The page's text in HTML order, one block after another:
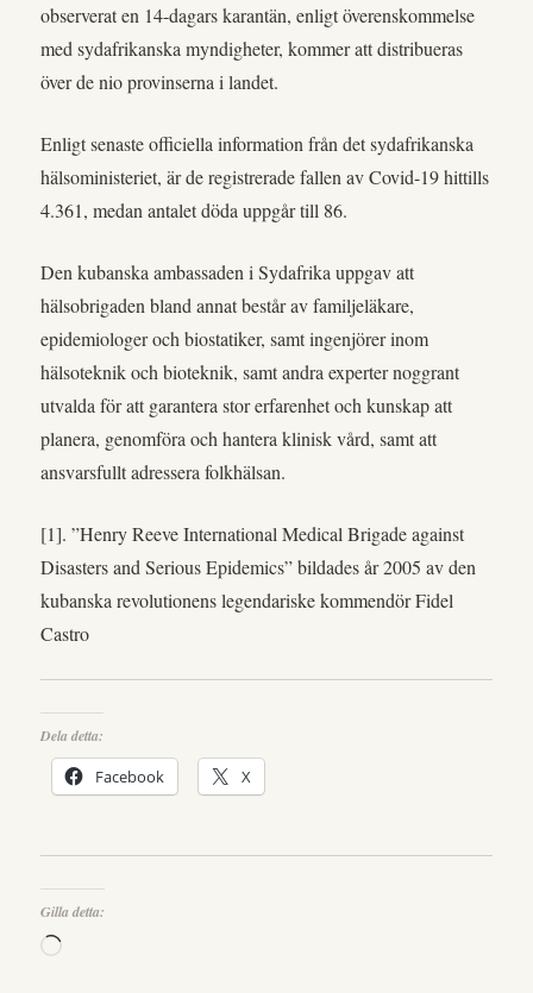
observerat en 14-dagars karantän, enligt överenskommelse
med sydafrikanska myndigheter, kommer att distribueras
över de nio provinserna i landet.
Enligt senaste officiella information från det sydafrikanska
hälsoministeriet, är de registrerade fallen av Covid-19 hittills
4.361, medan antalet döda uppgår till 86.
Den kubanska ambassaden i Sydafrika uppgav att
hälsobrigaden bland annat består av familjeläkare,
epidemiologer och biostatiker, samt ingenjörer inom
hälsoteknik och bioteknik, samt andra experter noggrant
utvalda för att garantera stor erfarenhet och kunskap att
planera, genomföra och hantera klinisk vård, samt att
ansvarsfullt adressera folkhälsan.
[1]. ”Henry Reeve International Medical Brigade against
Disasters and Serious Epidemics” bildades år 2005 av den
kubanska revolutionens legendariske kommendör Fidel
Castro
Dela detta:
Facebook X
Gilla detta:
Laddar